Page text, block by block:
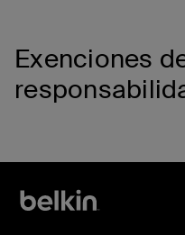
Exenciones